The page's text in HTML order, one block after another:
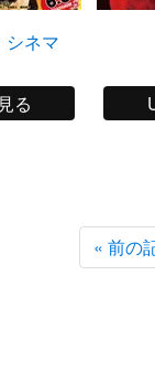
ネマ
る
« 前の